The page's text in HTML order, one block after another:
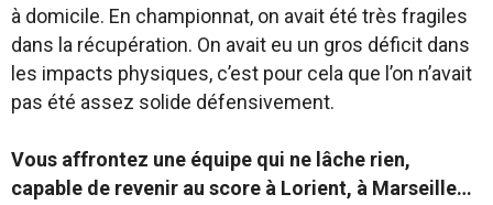
à domicile. En championnat, on avait été très fragiles
dans la récupération. On avait eu un gros déficit dans
les impacts physiques, c’est pour cela que l’on n’avait
pas été assez solide défensivement.
Vous affrontez une équipe qui ne lâche rien,
capable de revenir au score à Lorient, à Marseille…